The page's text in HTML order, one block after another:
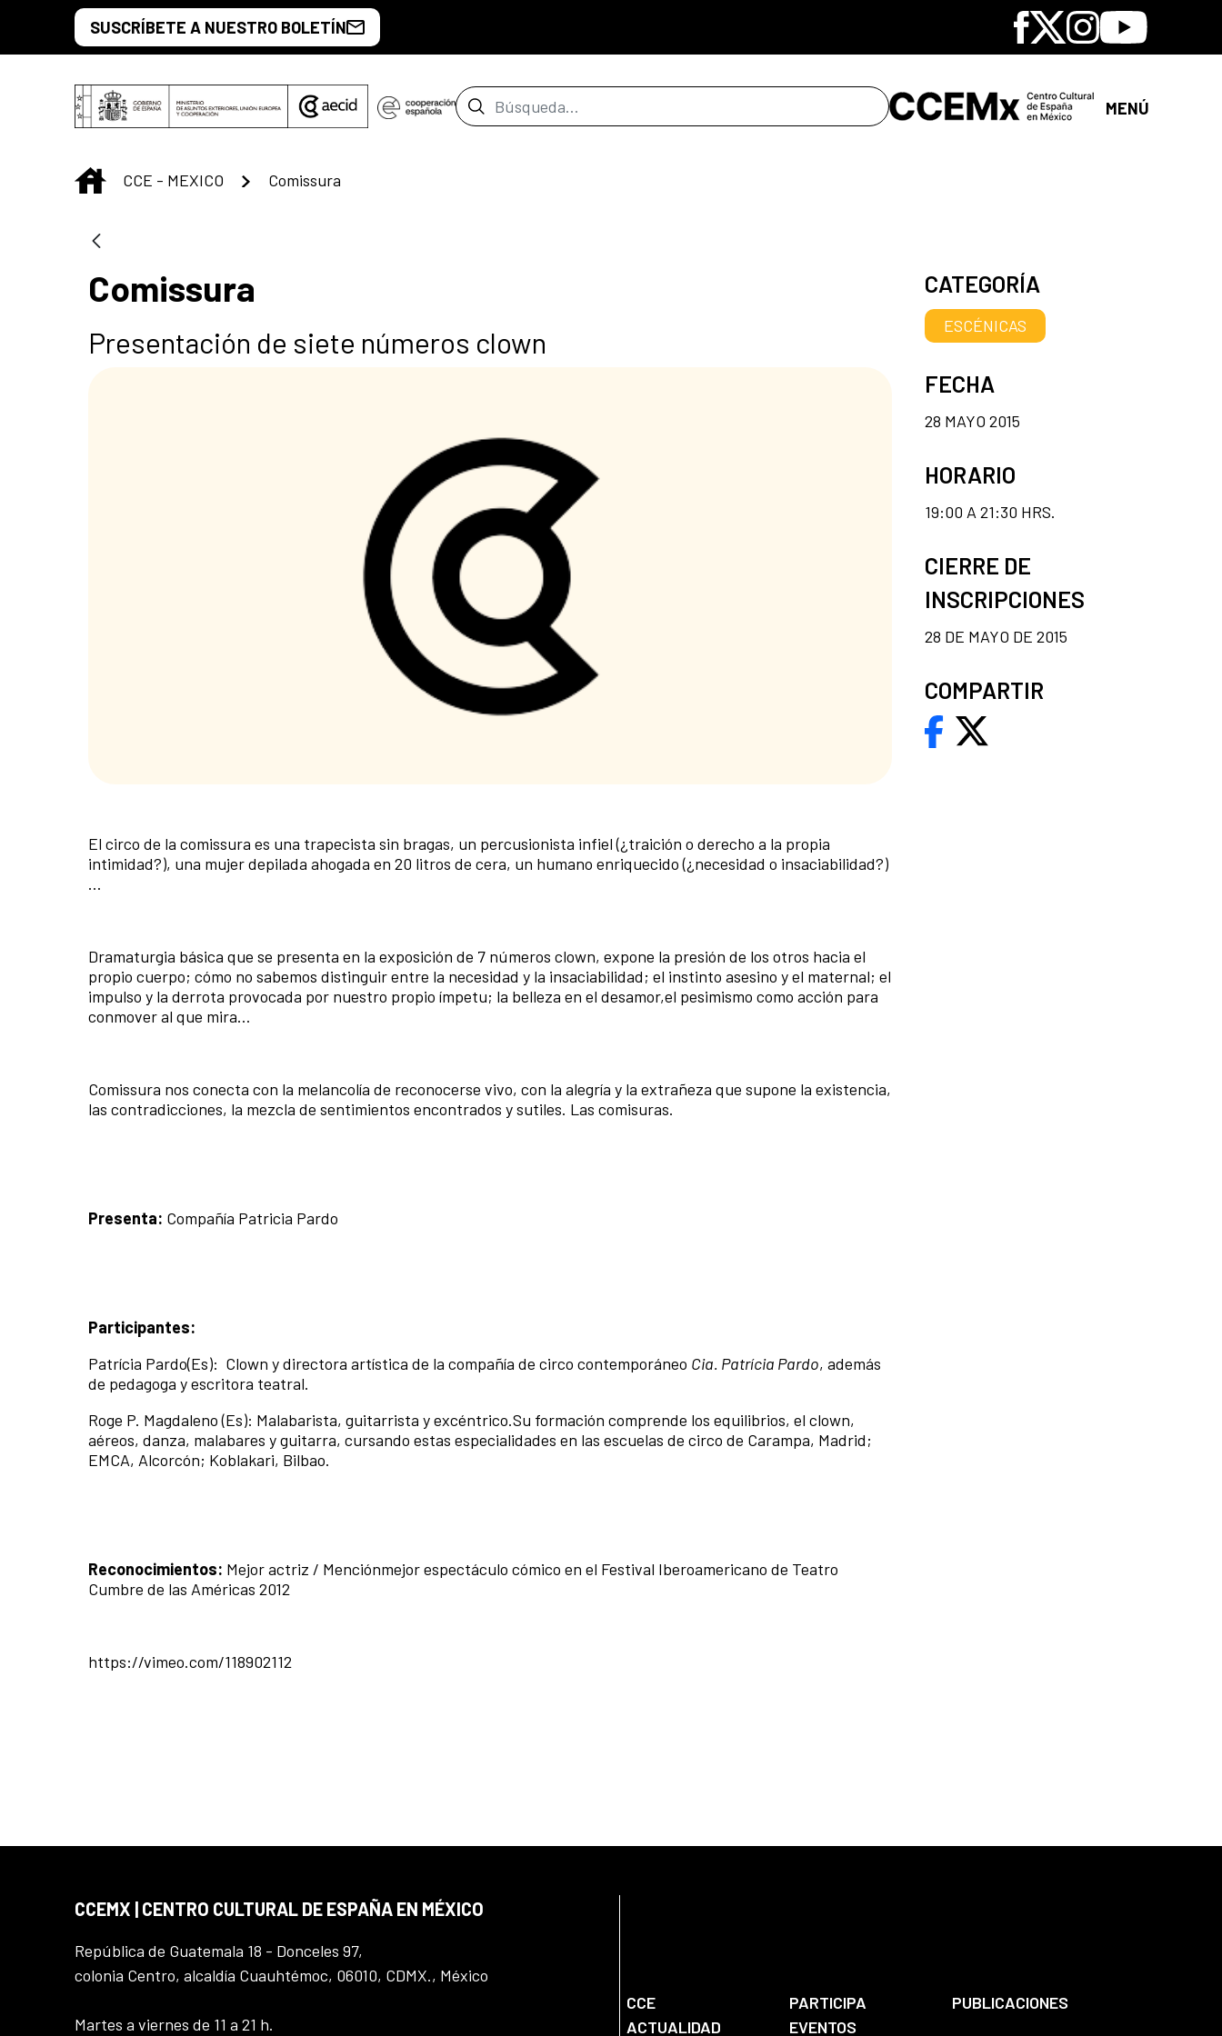
Saltar al contenido principal
SUSCRÍBETE A NUESTRO BOLETÍN Facebook
X Instagram
Youtube
Barra de búsqueda MENÚ
INICIO
CCE - MEXICO Comissura
Comissura
Presentación de siete números clown
El circo de la comissura es una trapecista sin bragas, un percusionista infiel (¿traición o derecho a la propia
intimidad?), una mujer depilada ahogada en 20 litros de cera, un humano enriquecido (¿necesidad o insaciabilidad?)
…
Dramaturgia básica que se presenta en la exposición de 7 números clown, expone la presión de los otros hacia el
propio cuerpo; cómo no sabemos distinguir entre la necesidad y la insaciabilidad; el instinto asesino y el maternal; el
impulso y la derrota provocada por nuestro propio ímpetu; la belleza en el desamor,el pesimismo como acción para
conmover al que mira…
Comissura nos conecta con la melancolía de reconocerse vivo, con la alegría y la extrañeza que supone la existencia,
las contradicciones, la mezcla de sentimientos encontrados y sutiles. Las comisuras.
Presenta: Compañía Patricia Pardo
Participantes:
Patrícia Pardo(Es): Clown y directora artística de la compañía de circo contemporáneo Cia. Patrícia Pardo, además
de pedagoga y escritora teatral.
Roge P. Magdaleno (Es): Malabarista, guitarrista y excéntrico.Su formación comprende los equilibrios, el clown,
aéreos, danza, malabares y guitarra, cursando estas especialidades en las escuelas de circo de Carampa, Madrid;
EMCA, Alcorcón; Koblakari, Bilbao.
Reconocimientos: Mejor actriz / Menciónmejor espectáculo cómico en el Festival Iberoamericano de Teatro
Cumbre de las Américas 2012
https://vimeo.com/118902112
CATEGORÍA
ESCÉNICAS
FECHA
28 MAYO 2015
HORARIO
19:00 A 21:30 HRS.
CIERRE DE
INSCRIPCIONES
28 DE MAYO DE 2015
COMPARTIR
CCEMX | CENTRO CULTURAL DE ESPAÑA EN MÉXICO
República de Guatemala 18 - Donceles 97,
colonia Centro, alcaldía Cuauhtémoc, 06010, CDMX., México
Martes a viernes de 11 a 21 h.
CCE PARTICIPA
PUBLICACIONES
ACTUALIDAD
EVENTOS